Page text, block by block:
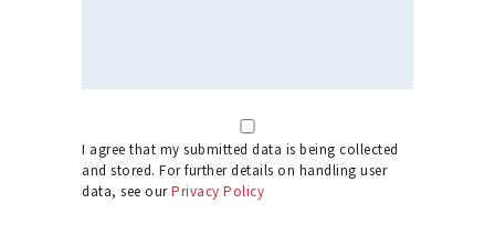
I agree that my submitted data is being collected
and stored. For further details on handling user
data, see ourPrivacy Policy